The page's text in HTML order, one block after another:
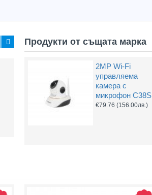
4G LTE Wi-Tek
WI-LTE115-O(V2)
модем-рутер
€68.40(133.77лв.)
Продукти от същата марка
2MP Wi-Fi
управляема
камера с
микрофон C38S
€79.76 (156.00лв.)